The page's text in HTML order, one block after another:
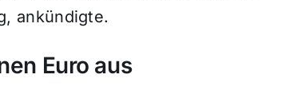
ankündigte.
Euro aus